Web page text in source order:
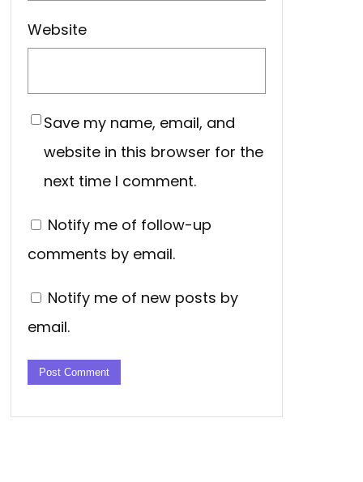
Website
Save my name, email, and
website in this browser for the
next time I comment.
Notify me of follow-up
comments by email.
Notify me of new posts by
email.